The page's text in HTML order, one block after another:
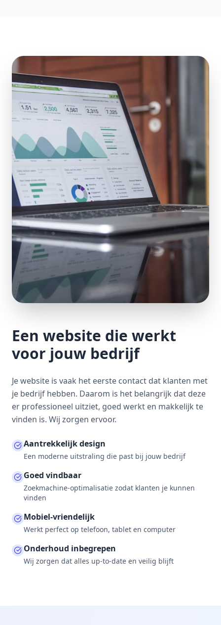
Een website die werkt
voor jouw bedrijf
Je website is vaak het eerste contact dat klanten met
je bedrijf hebben. Daarom is het belangrijk dat deze
er professioneel uitziet, goed werkt en makkelijk te
vinden is. Wij zorgen ervoor.
Aantrekkelijk design
Een moderne uitstraling die past bij jouw bedrijf
Goed vindbaar
Zoekmachine-optimalisatie zodat klanten je kunnen
vinden
Mobiel-vriendelijk
Werkt perfect op telefoon, tablet en computer
Onderhoud inbegrepen
Wij zorgen dat alles up-to-date en veilig blijft